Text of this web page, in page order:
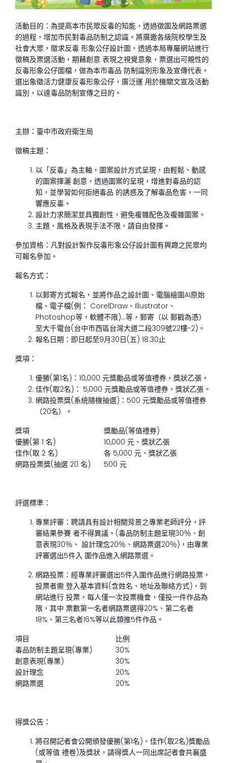
活動目的：為提高本市民眾反毒的知能，透過徵圖及網路票選
的過程，增加市民對毒品防制之認識。將廣邀各級院校學生及
社會大眾，徵求反毒 形象公仔設計圖，透過本局專屬網站進行
徵稿及票選活動，期藉創意 表現之視覺意象，票選出可親性的
反毒形象公仔圖檔，做為本市毒品 防制識別形象及宣傳代表。
選出象徵活力健康反毒形象公仔，廣泛運 用於機關文宣及活動
識別，以達毒品防制宣傳之目的。
主辦：臺中市政府衛生局
徵稿主題：
以「反毒」為主軸，圖案設計方式呈現，由輕鬆、動感
的圖案揮灑 創意，透過圖案的呈現，增進對毒品的認
知，並學習如何拒絕毒品 的誘惑及了解毒品危害，一同
響應反毒。
設計力求簡潔並具獨創性，避免複雜配色及複雜圖案。
主題、風格及表現手法不限，請自由發揮。
參加資格：凡對設計製作反毒形象公仔設計圖有興趣之民眾均
可報名參加。
報名方式：
以郵寄方式報名，並將作品之設計圖、電腦繪圖AI原始
檔、電子檔(例： CorelDraw、Illustrator、
Photoshop等，軟體不限)…等，郵寄（以 郵戳為憑）
至大千電台(台中市西區台灣大道二段309號22樓-2)。
報名日期：即日起至9月30日(五) 18:30止
獎項：
優勝(第1名)：10,000 元獎勵品或等值禮券，獎狀乙張。
佳作(取2名)： 5,000 元獎勵品或等值禮券，獎狀乙張。
網路投票獎(系統隨機抽選)：500 元獎勵品或等值禮券
（20名）。
獎項
獎勵品(等值禮券)
優勝(第 1 名)
10,000 元、獎狀乙張
佳作(取 2 名)
各 5,000 元、獎狀乙張
網路投票獎(抽選 20 名)
500 元
評選標準：
專業評審：聘請具有設計相關背景之專業老師評分，評
審結果參賽 者不得異議。(毒品防制主題呈現30％、創
意表現30％、 設計理念20％、網路票選20％)，由專業
評審選出5件入 圍作品進入網路票選。
網路投票：經專業評審選出5件入圍作品進行網路投票，
投票者需 登入基本資料(含姓名、地址及聯絡方式)，到
網站進行 投票，每人僅一次投票機會，僅投一件作品為
限，其中 票數第一名者網路票選得20%、第二名者
18%、第三名者16%等以此類推5件作品。
項目
比例
毒品防制主題呈現(專業)
30%
創意表現(專業)
30%
設計理念
20%
網路票選
20%
得獎公告：
將召開記者會公開頒發優勝(第1名)、佳作(取2名)獎勵品
(或等值 禮卷)及獎狀，請得獎人一同出席記者會共襄盛